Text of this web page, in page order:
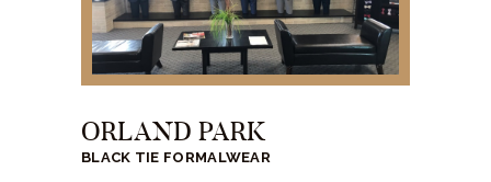
ORLAND PARK
BLACK TIE FORMALWEAR